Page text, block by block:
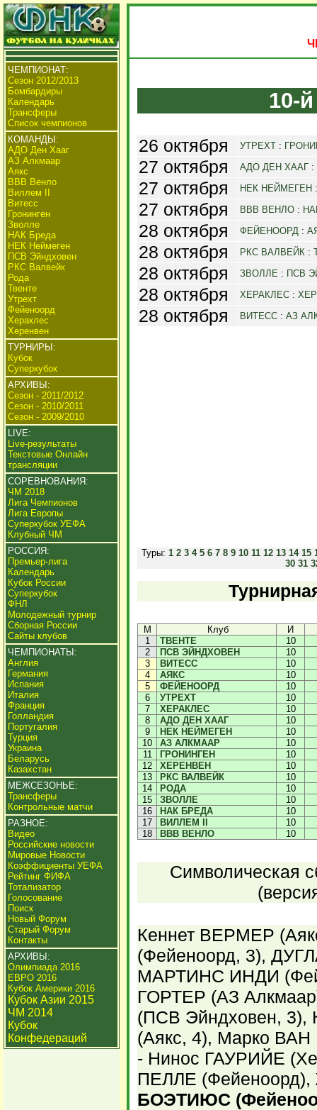
ЧЕМПИОНАТ:
Сезон 2012/2013
Бомбардиры
Календарь
Трансферы
Список чемпионов
КОМАНДЫ:
АДО Ден Хааг
АЗ Алкмаар
Аякс
ВВВ Венло
Виллем II
Витесс
Гронинген
Зволле
НАК Бреда
НЕК Неймеген
ПСВ Эйндховен
РКС Валвейк
Рода
Твенте
Утрехт
Фейеноорд
Хераклес
Херенвен
ТУРНИРЫ:
Кубок
Суперкубок
АРХИВЫ:
Сезон - 2011/2012
Сезон - 2010/2011
Сезон - 2009/2010
LIVE:
Live-результаты
Текстовые Онлайн
трансляции
СОРЕВНОВАНИЯ:
ЧМ 2018
Лига Чемпионов
Лига Европы
Суперкубок УЕФА
Клубный ЧМ
РОССИЯ:
Премьер-лига
Календарь
Кубок России
Суперкубок
ФНЛ
Молодежный турнир
Сборная России
Сайты клубов
ЧЕМПИОНАТЫ:
Англия
Германия
Испания
Италия
Франция
Голландия
Португалия
Турция
Украина
Беларусь
Казахстан
МЕЖСЕЗОНЬЕ:
Трансферы
Контрольные матчи
РАЗНОЕ:
Видео
Российские новости
Мировые Новости
Коэффициенты УЕФА
Рейтинг ФИФА
Тотализатор
Голосование
Поиск
Новый Форум
Старый Форум
Контакты
АРХИВЫ:
Олимпиада 2016
ЕВРО 2016
Кубок Америки 2016
Кубок Азии 2015
ЧМ 2014
Кубок
Конфедераций
10-
26 октября УТРЕХТ :
27 октября АДО ДЕН ХААГ :
27 октября НЕК НЕЙМЕГЕН
27 октября ВВВ ВЕНЛО :
28 октября ФЕЙЕНООРД :
28 октября РКС ВАЛВЕЙК :
28 октября ЗВОЛЛЕ : ПСВ
28 октября ХЕРАКЛЕС :
28 октября ВИТЕСС : АЗ
Туры: 1 2 3 4 5 6 7 8 9 10 11 12 13 14 15
30 31
М Клуб
И
1
ТВЕНТЕ
10
2
ПСВ ЭЙНДХОВЕН
10
3
ВИТЕСС
10
4
АЯКС
10
5
ФЕЙЕНООРД
10
6
УТРЕХТ
10
7
ХЕРАКЛЕС
10
8
АДО ДЕН ХААГ
10
9
НЕК НЕЙМЕГЕН
10
10
АЗ АЛКМААР
10
11
ГРОНИНГЕН
10
12
ХЕРЕНВЕН
10
13
РКС ВАЛВЕЙК
10
14
РОДА
10
15
ЗВОЛЛЕ
10
16
НАК БРЕДА
10
17
ВИЛЛЕМ II
10
18
ВВВ ВЕНЛО 10
Символическая
Кеннет ВЕРМЕР
(Фейеноорд, 3),
МАРТИНС ИНДИ
ГОРТЕР (АЗ
(ПСВ Эйндховен,
(Аякс, 4), Марко
- Нинос ГАУРИЙЕ
ПЕЛЛЕ (Фейеноорд),
БОЭТИЮС